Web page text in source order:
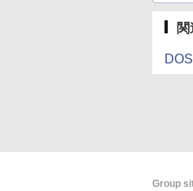
関
Group